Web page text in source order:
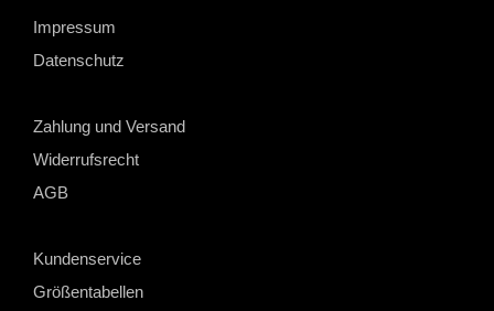
Impressum
Datenschutz
Zahlung und Versand
Widerrufsrecht
AGB
Kundenservice
Größentabellen